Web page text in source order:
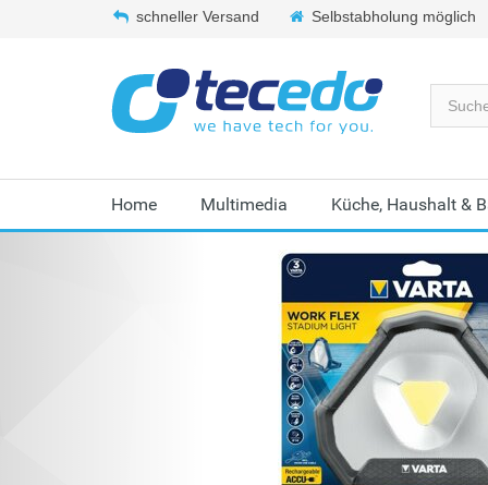
schneller Versand Selbstabholung möglich
Home Multimedia Küche, Haushalt &